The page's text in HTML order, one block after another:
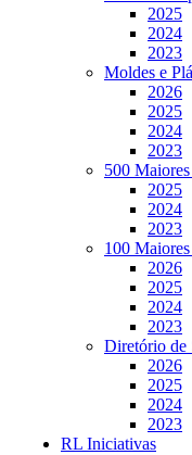
2025
2024
2023
Moldes e
2026
2025
2024
2023
500
2025
2024
2023
100
2026
2025
2024
2023
Diretório de
2026
2025
2024
2023
RL Iniciativas